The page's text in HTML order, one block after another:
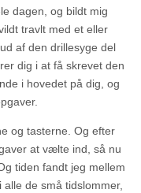
dagen, og bildt mig
travlt med et eller
af den drillesyge del
dig i at få skrevet den
i hovedet på dig, og
og tasterne. Og efter
at vælte ind, så nu
tiden fandt jeg mellem
de små tidslommer,